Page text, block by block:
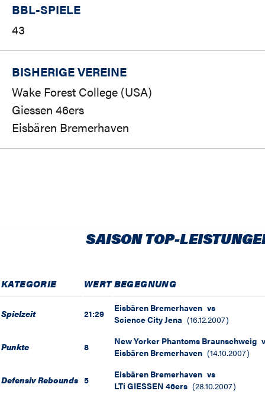
BBL-SPIELE
43
BISHERIGE VEREINE
Wake Forest College (USA)
Giessen 46ers
Eisbären Bremerhaven
SAISON TOP-
KATEGORIE WERTBEGEGNUNG
Spielzeit 21:29 Eisbären Bremerhaven vs
Science City Jena (16.12.2007)
Punkte 8 New Yorker Phantoms Braunschweig
Eisbären Bremerhaven (14.10.2007)
Defensiv Rebounds 5 Eisbären Bremerhaven vs
LTi GIESSEN 46ers (28.10.2007)